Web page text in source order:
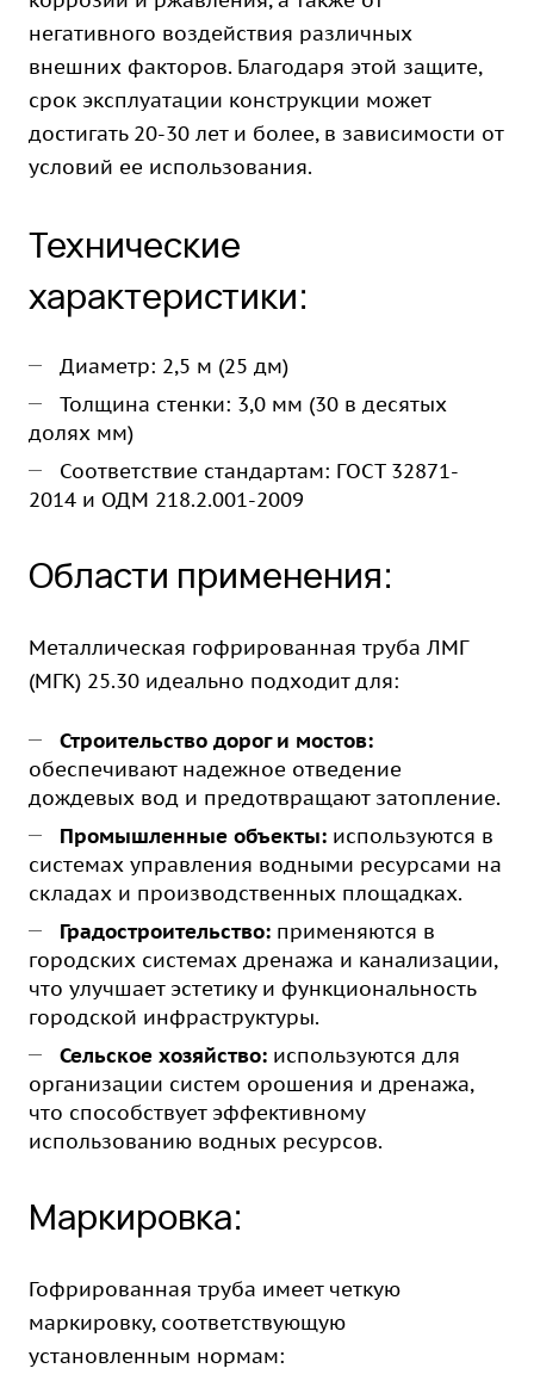
негативного воздействия различных
внешних факторов. Благодаря этой защите,
срок эксплуатации конструкции может
достигать 20-30 лет и более, в зависимости от
условий ее использования.
Технические
характеристики:
Диаметр: 2,5 м (25 дм)
Толщина стенки: 3,0 мм (30 в десятых
долях мм)
Соответствие стандартам: ГОСТ 32871-
2014 и ОДМ 218.2.001-2009
Области применения:
Металлическая гофрированная труба ЛМГ
(МГК) 25.30 идеально подходит для:
Строительство дорог и мостов:
обеспечивают надежное отведение
дождевых вод и предотвращают затопление.
Промышленные объекты: используются в
системах управления водными ресурсами на
складах и производственных площадках.
Градостроительство: применяются в
городских системах дренажа и канализации,
что улучшает эстетику и функциональность
городской инфраструктуры.
Сельское хозяйство: используются для
организации систем орошения и дренажа,
что способствует эффективному
использованию водных ресурсов.
Маркировка:
Гофрированная труба имеет четкую
маркировку, соответствующую
установленным нормам: